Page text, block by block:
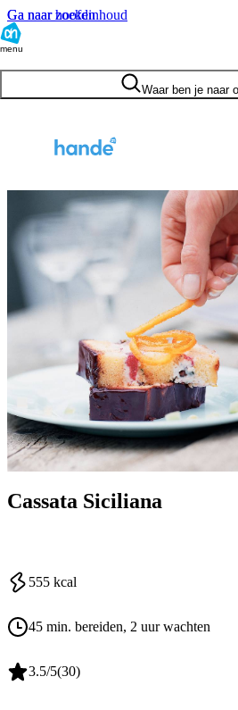
Ga naar hoofdinhoud
Ga naar zoeken
menu
Waar ben je naar
Cassata Siciliana
555 kcal
45 min. bereiden, 2 uur wachten
3.5/5(30)